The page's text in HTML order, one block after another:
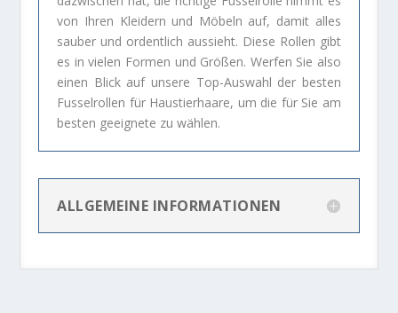
von Ihren Kleidern und Möbeln auf, damit alles
sauber und ordentlich aussieht. Diese Rollen gibt
es in vielen Formen und Größen. Werfen Sie also
einen Blick auf unsere Top-Auswahl der besten
Fusselrollen für Haustierhaare, um die für Sie am
besten geeignete zu wählen.
ALLGEMEINE INFORMATIONEN